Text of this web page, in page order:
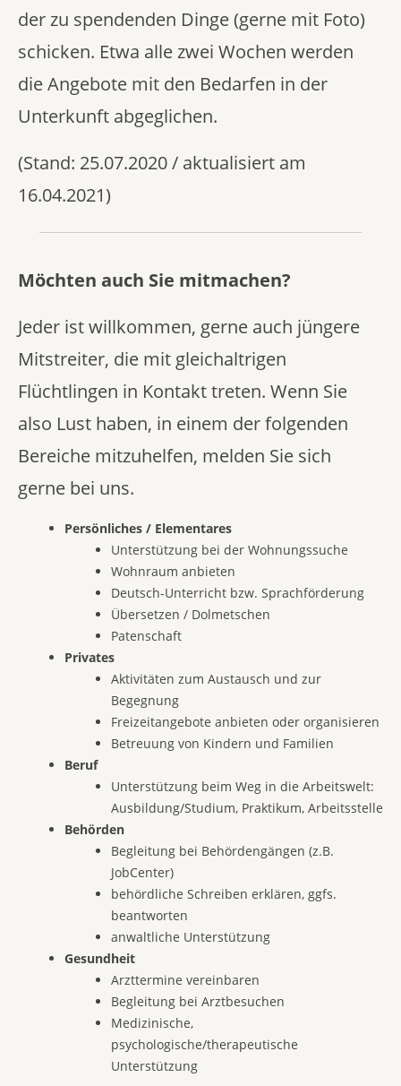
der zu spendenden Dinge (gerne mit Foto)
schicken. Etwa alle zwei Wochen werden
die Angebote mit den Bedarfen in der
Unterkunft abgeglichen.
(Stand: 25.07.2020 / aktualisiert am
16.04.2021)
Möchten auch Sie mitmachen?
Jeder ist willkommen, gerne auch jüngere
Mitstreiter, die mit gleichaltrigen
Flüchtlingen in Kontakt treten. Wenn Sie
also Lust haben, in einem der folgenden
Bereiche mitzuhelfen, melden Sie sich
gerne bei uns.
Persönliches / Elementares
Unterstützung bei der Wohnungssuche
Wohnraum anbieten
Deutsch-Unterricht bzw. Sprachförderung
Übersetzen / Dolmetschen
Patenschaft
Privates
Aktivitäten zum Austausch und zur
Begegnung
Freizeitangebote anbieten oder organisieren
Betreuung von Kindern und Familien
Beruf
Unterstützung beim Weg in die Arbeitswelt:
Ausbildung/Studium, Praktikum, Arbeitsstelle
Behörden
Begleitung bei Behördengängen (z.B.
JobCenter)
behördliche Schreiben erklären, ggfs.
beantworten
anwaltliche Unterstützung
Gesundheit
Arzttermine vereinbaren
Begleitung bei Arztbesuchen
Medizinische,
psychologische/therapeutische
Unterstützung